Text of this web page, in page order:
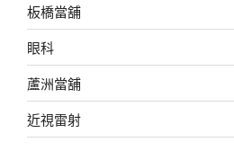
板橋當舖
眼科
蘆洲當舖
近視雷射